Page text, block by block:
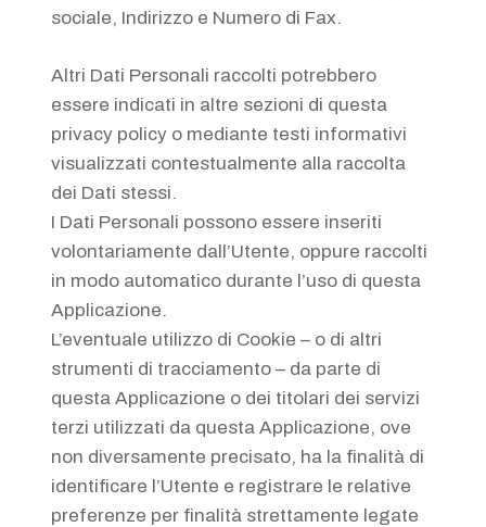
sociale, Indirizzo e Numero di Fax.
Altri Dati Personali raccolti potrebbero
essere indicati in altre sezioni di questa
privacy policy o mediante testi informativi
visualizzati contestualmente alla raccolta
dei Dati stessi.
I Dati Personali possono essere inseriti
volontariamente dall’Utente, oppure raccolti
in modo automatico durante l’uso di questa
Applicazione.
L’eventuale utilizzo di Cookie – o di altri
strumenti di tracciamento – da parte di
questa Applicazione o dei titolari dei servizi
terzi utilizzati da questa Applicazione, ove
non diversamente precisato, ha la finalità di
identificare l’Utente e registrare le relative
preferenze per finalità strettamente legate